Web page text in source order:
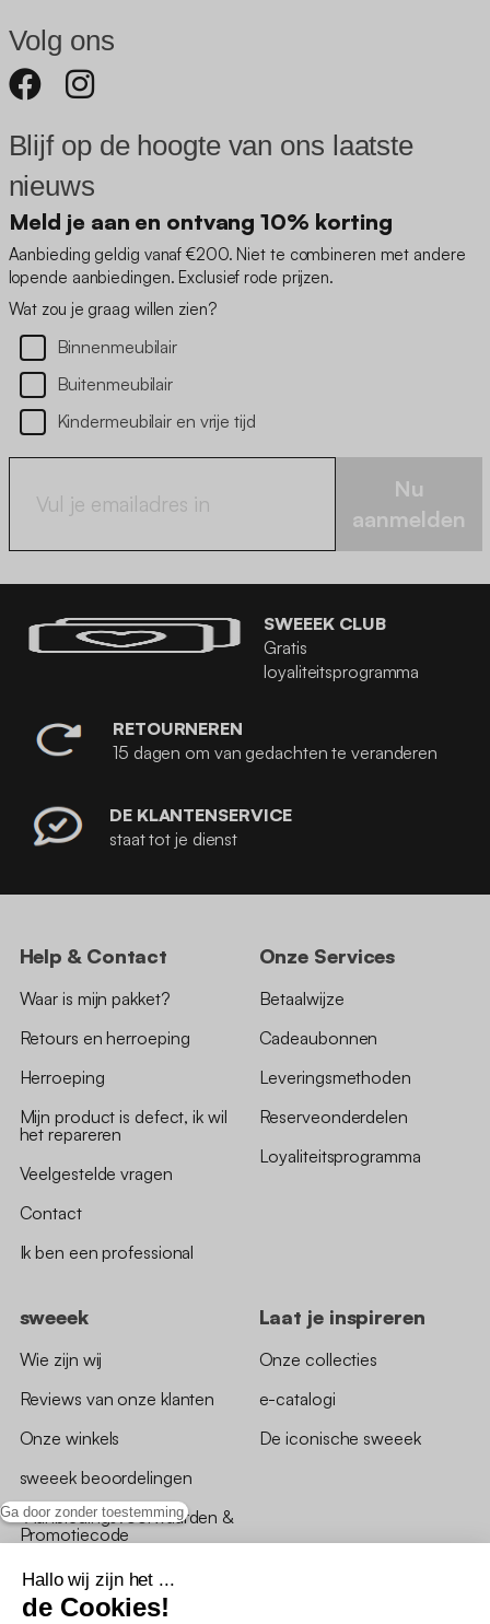
Ga door zonder toestemming
Hallo wij zijn het ...
de Cookies!
Volg ons
Blijf op de hoogte van ons laatste
nieuws
Meld je aan en ontvang 10% korting
Aanbieding geldig vanaf €200. Niet te combineren met andere
lopende aanbiedingen. Exclusief rode prijzen.
Wat zou je graag willen zien?
Binnenmeubilair
Buitenmeubilair
Kindermeubilair en vrije tijd
Nu
aanmelden
SWEEEK CLUB
Gratis
loyaliteitsprogramma
RETOURNEREN
15 dagen om van gedachten te veranderen
DE KLANTENSERVICE
staat tot je dienst
Help & Contact
Waar is mijn pakket?
Retours en herroeping
Herroeping
Mijn product is defect, ik wil
het repareren
Veelgestelde vragen
Contact
Ik ben een professional
Onze Services
Betaalwijze
Cadeaubonnen
Leveringsmethoden
Reserveonderdelen
Loyaliteitsprogramma
sweeek
Wie zijn wij
Reviews van onze klanten
Onze winkels
sweeek beoordelingen
*Aanbiedingsvoorwaarden &
Promotiecode
Laat je inspireren
Onze collecties
e-catalogi
De iconische sweeek